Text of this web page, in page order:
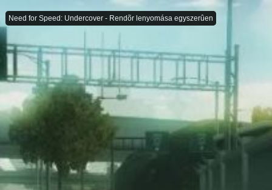
Need for Speed: Undercover - Rendõr lenyomása egyszerûen
Need for Speed: Undercover - Rendõr lenyomása egyszerûen